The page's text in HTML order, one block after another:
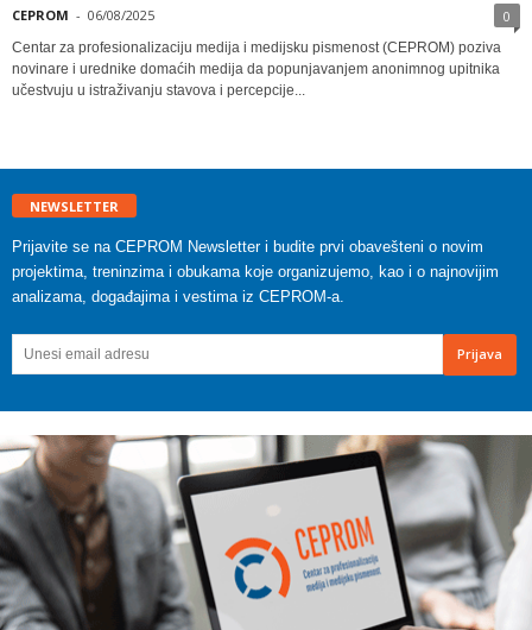
CEPROM - 06/08/2025 0
Centar za profesionalizaciju medija i medijsku pismenost (CEPROM) poziva
novinare i urednike domaćih medija da popunjavanjem anonimnog upitnika
učestvuju u istraživanju stavova i percepcije...
NEWSLETTER
Prijavite se na CEPROM Newsletter i budite prvi obavešteni o novim
projektima, treninzima i obukama koje organizujemo, kao i o najnovijim
analizama, događajima i vestima iz CEPROM-a.